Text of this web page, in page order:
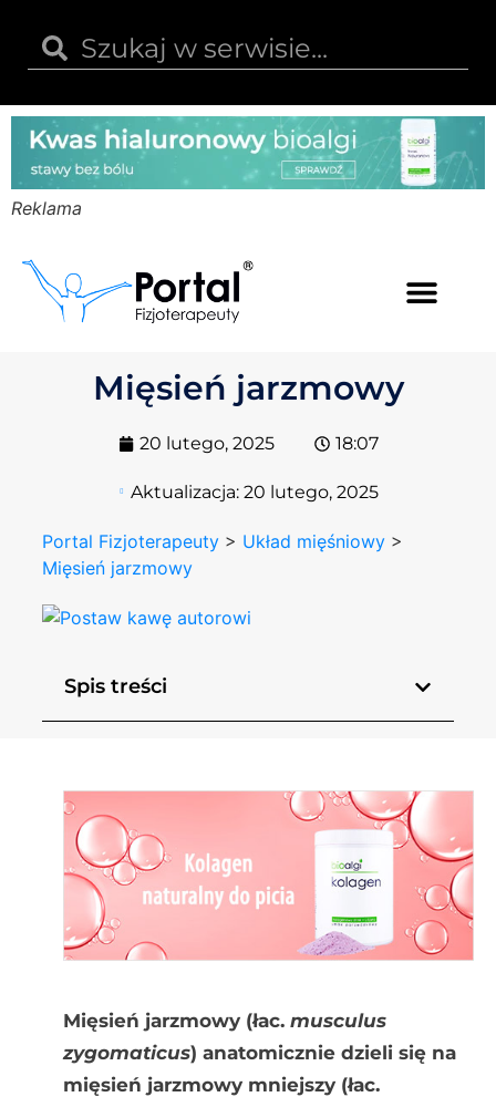
Reklama
Mięsień jarzmowy
20 lutego, 2025 18:07
Aktualizacja: 20 lutego, 2025
Portal Fizjoterapeuty > Układ mięśniowy >
Mięsień jarzmowy
Spis treści
Mięsień jarzmowy (łac. musculus
zygomaticus) anatomicznie dzieli się na
mięsień jarzmowy mniejszy (łac.